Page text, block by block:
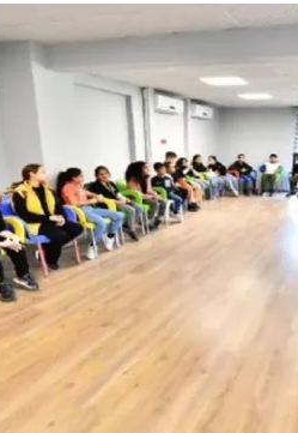
Çift Batarya Stratejisi: iPhone’da Yeni Nesil
Haydarpaşa Limanı’nda Sıfır Kilometre